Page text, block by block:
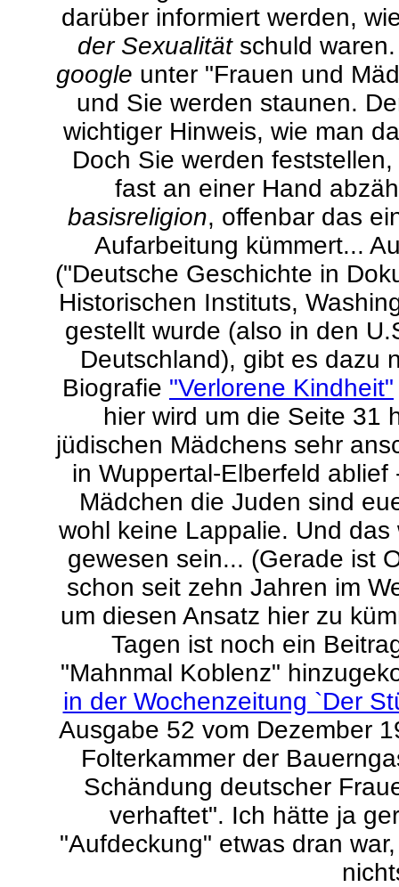
darüber informiert werden,
der Sexualitätschuld waren.
google unter "Frauen und
und Sie werden staunen.
wichtiger Hinweis, wie man
Doch Sie werden
fast an einer Hand
basisreligion, offenbar das
Aufarbeitung kümmert...
("Deutsche Geschichte in
Historischen Instituts,
gestellt wurde (also in den
Deutschland), gibt es dazu
Biografie "Verlorene Kindheit"
hier wird um die Seite 31
jüdischen Mädchens sehr
in Wuppertal-Elberfeld
Mädchen die Juden sind
wohl keine Lappalie. Und
gewesen sein... (Gerade ist
schon seit zehn Jahren im
um diesen Ansatz hier zu
Tagen ist noch ein
"Mahnmal Koblenz"
in der Wochenzeitung `Der
Ausgabe 52 vom Dezember
Folterkammer der
Schändung deutscher
verhaftet". Ich hätte ja
"Aufdeckung" etwas dran